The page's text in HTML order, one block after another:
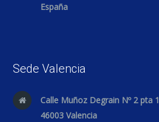
España
Sede Valencia
Calle Muñoz Degrain Nº 2 pta 1
46003 Valencia